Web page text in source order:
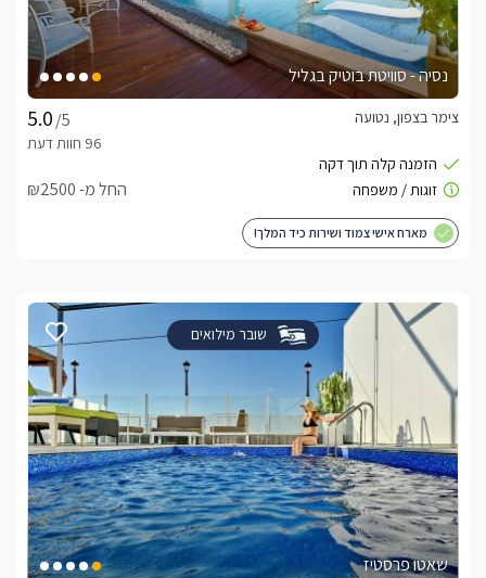
נסיה - סוויטת בוטיק בגליל
/5
צימר בצפון, נטועה
החל מ- ₪2500
מארח אישי צמוד ושירות כיד המלך!
שובר מילואים
שאטו פרסטיז